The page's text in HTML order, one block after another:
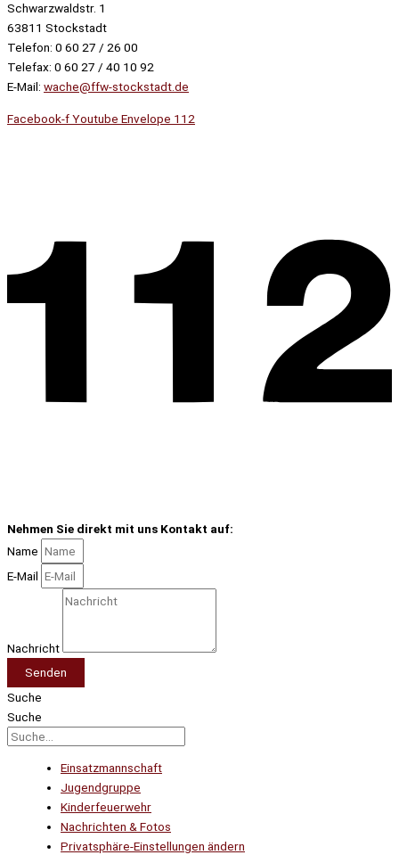
Schwarzwaldstr. 1
63811 Stockstadt
Telefon: 0 60 27 / 26 00
Telefax: 0 60 27 / 40 10 92
E-Mail: wache@ffw-stockstadt.de
Facebook-fYoutube Envelope 112
Nehmen Sie direkt mit uns Kontakt auf:
Name
E-Mail
Nachricht
Senden
Suche
Suche
Einsatzmannschaft
Jugendgruppe
Kinderfeuerwehr
Nachrichten & Fotos
Privatsphäre-Einstellungen ändern